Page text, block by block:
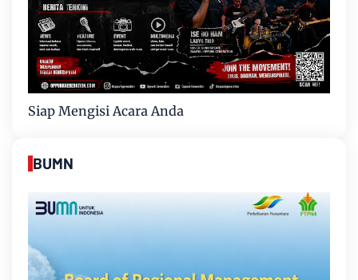
Siap Mengisi Acara Anda
BUMN